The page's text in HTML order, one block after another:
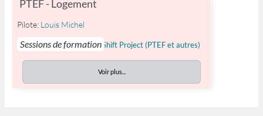
PTEF - Logement
Sessions de formation
Pilote: Louis Michel
Catégorie:Rapports du Shift Project (PTEF et autres)
Voir plus...